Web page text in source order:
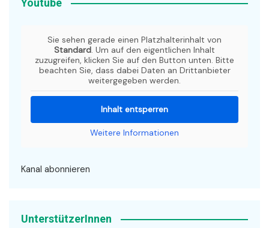
Youtube
Sie sehen gerade einen Platzhalterinhalt von
Standard. Um auf den eigentlichen Inhalt
zuzugreifen, klicken Sie auf den Button unten. Bitte
beachten Sie, dass dabei Daten an Drittanbieter
weitergegeben werden.
Inhalt entsperren
Weitere Informationen
Kanal abonnieren
UnterstützerInnen